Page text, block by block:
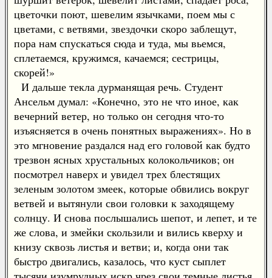
цветочки поют, шевелим язычками, поем мы с
цветами, с ветвями, звездочки скоро заблещут,
пора нам спускаться сюда и туда, мы вьемся,
сплетаемся, кружимся, качаемся; сестрицы,
скорей!»
И дальше текла дурманящая речь. Студент
Ансельм думал: «Конечно, это не что иное, как
вечерний ветер, но только он сегодня что-то
изъясняется в очень понятных выражениях». Но в
это мгновение раздался над его головой как будто
трезвон ясных хрустальных колокольчиков; он
посмотрел наверх и увидел трех блестящих
зеленым золотом змеек, которые обвились вокруг
ветвей и вытянули свои головки к заходящему
солнцу. И снова послышались шепот, и лепет, и те
же слова, и змейки скользили и вились кверху и
книзу сквозь листья и ветви; и, когда они так
быстро двигались, казалось, что куст сыплет